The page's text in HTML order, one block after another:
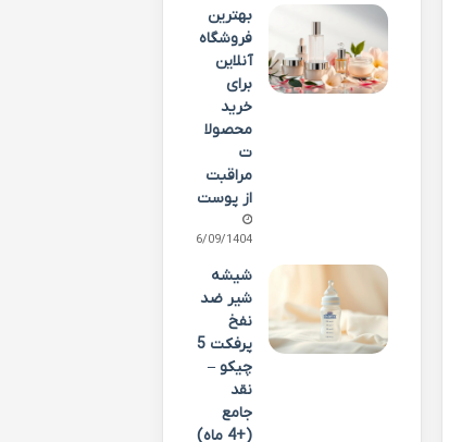
بهترین
فروشگاه
آنلاین
برای
خرید
محصولا
ت
مراقبت
از پوست
26/09/1404
شیشه
شیر ضد
نفخ
پرفکت 5
چیکو –
نقد
جامع
(+4 ماه)